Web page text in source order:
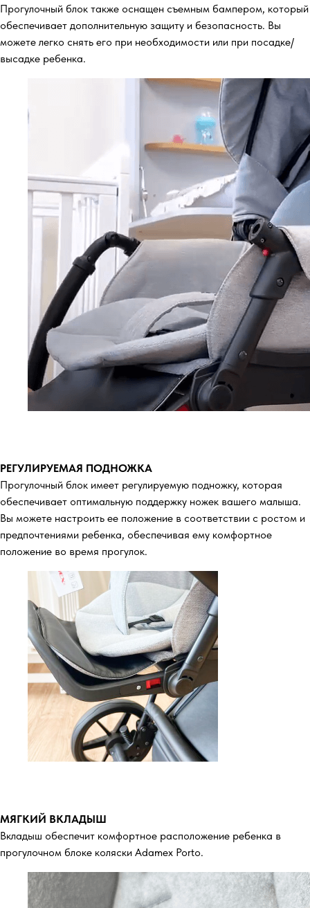
Прогулочный блок также оснащен съемным бампером, который
обеспечивает дополнительную защиту и безопасность. Вы
можете легко снять его при необходимости или при посадке/
высадке ребенка.
РЕГУЛИРУЕМАЯ ПОДНОЖКА
Прогулочный блок имеет регулируемую подножку, которая
обеспечивает оптимальную поддержку ножек вашего малыша.
Вы можете настроить ее положение в соответствии с ростом и
предпочтениями ребенка, обеспечивая ему комфортное
положение во время прогулок.
МЯГКИЙ ВКЛАДЫШ
Вкладыш обеспечит комфортное расположение ребенка в
прогулочном блоке коляски Adamex Porto.